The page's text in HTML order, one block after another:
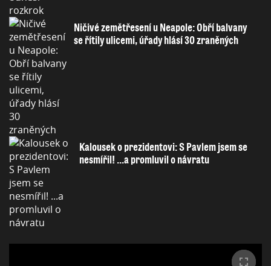
Ničivé zemětřesení u Neapole: Obří balvany
se řítily ulicemi, úřady hlásí 30 zraněných
Kalousek o prezidentovi: S Pavlem jsem se
nesmířil! ...a promluvil o návratu